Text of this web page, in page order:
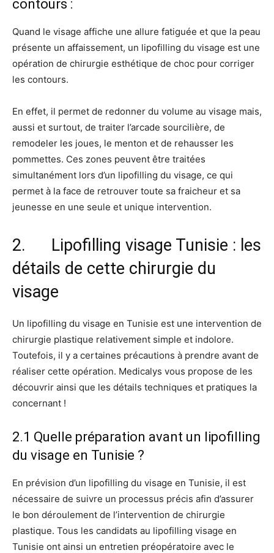
contours :
Quand le visage affiche une allure fatiguée et que la peau
présente un affaissement, un lipofilling du visage est une
opération de chirurgie esthétique de choc pour corriger
les contours.
En effet, il permet de redonner du volume au visage mais,
aussi et surtout, de traiter l’arcade sourcilière, de
remodeler les joues, le menton et de rehausser les
pommettes. Ces zones peuvent être traitées
simultanément lors d’un lipofilling du visage, ce qui
permet à la face de retrouver toute sa fraicheur et sa
jeunesse en une seule et unique intervention.
2. Lipofilling visage Tunisie : les
détails de cette chirurgie du
visage
Un lipofilling du visage en Tunisie est une intervention de
chirurgie plastique relativement simple et indolore.
Toutefois, il y a certaines précautions à prendre avant de
réaliser cette opération. Medicalys vous propose de les
découvrir ainsi que les détails techniques et pratiques la
concernant !
2.1 Quelle préparation avant un lipofilling
du visage en Tunisie ?
En prévision d’un lipofilling du visage en Tunisie, il est
nécessaire de suivre un processus précis afin d’assurer
le bon déroulement de l’intervention de chirurgie
plastique. Tous les candidats au lipofilling visage en
Tunisie ont ainsi un entretien préopératoire avec le